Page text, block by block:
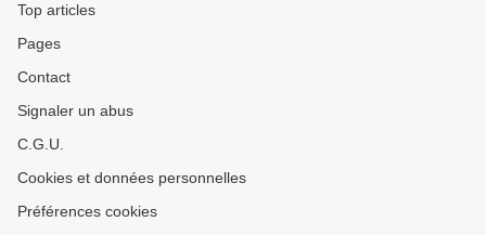
Top articles
Pages
Contact
Signaler un abus
C.G.U.
Cookies et données personnelles
Préférences cookies